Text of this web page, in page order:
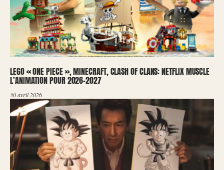
LEGO « ONE PIECE », MINECRAFT, CLASH OF CLANS: NETFLIX MUSCLE
L’ANIMATION POUR 2026-2027
30 avril 2026